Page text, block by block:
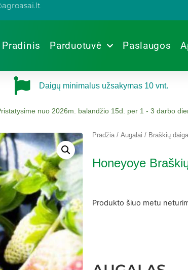
Pradinis Parduotuvė Paslaugos
Daigų minimalus užsakymas 10 vnt.
nuo 2026m. balandžio 15d. per 1 - 3 darbo
Pradžia / Augalai / Braškių
Honeyoye
Produkto šiuo metu